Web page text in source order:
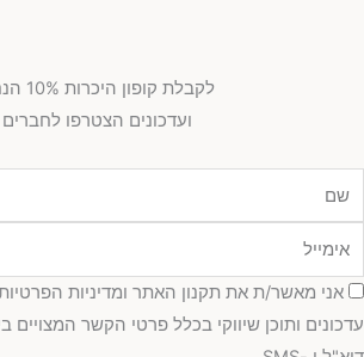
לקבלת קופון היכרות 10% הנחה
ועדכונים הצטרפו לחברים
אני מאשר/ת את תקנון האתר ומדיניות
ותוכן שיווקי בכלל פרטי הקשר המצויים